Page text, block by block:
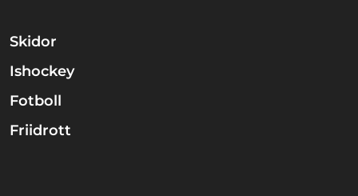
Skidor
Ishockey
Fotboll
Friidrott